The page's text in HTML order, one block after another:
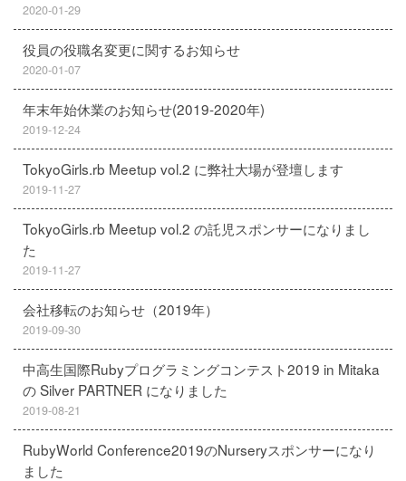
2020-01-29
役員の役職名変更に関するお知らせ
2020-01-07
年末年始休業のお知らせ(2019-2020年)
2019-12-24
TokyoGirls.rb Meetup vol.2 に弊社大場が登壇します
2019-11-27
TokyoGirls.rb Meetup vol.2 の託児スポンサーになりまし
た
2019-11-27
会社移転のお知らせ（2019年）
2019-09-30
中高生国際Rubyプログラミングコンテスト2019 in Mitaka
の Silver PARTNER になりました
2019-08-21
RubyWorld Conference2019のNurseryスポンサーになり
ました